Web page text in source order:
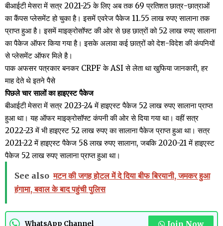
बीआईटी मेसरा में सत्र 2021-25 के लिए अब तक 69 प्रतिशत छात्र-छात्राओं
का कैंपस प्लेसमेंट हो चुका है। इसमें एवरेज पैकेज 11.55 लाख रुपए सालाना तक
प्राप्त हुआ है। इसमें माइक्रोसॉफ्ट की ओर से छह छात्रों को 52 लाख रुपए सालाना
का पैकेज ऑफर किया गया है। इसके अलावा कई छात्रों को देश-विदेश की कंपनियों
से प्लेसमेंट ऑफर मिले है।
पाक अफसर पत्रकार बनकर CRPF के ASI से लेता था खुफिया जानकारी, हर
माह देते थे इतने पैसे
पिछले चार सालों का हाइएस्ट पैकेज
बीआईटी मेसरा में सत्र 2023-24 में हाइएस्ट पैकेज 52 लाख रुपए सालाना प्राप्त
हुआ था। यह ऑफर माइक्रोसॉफ्ट कंपनी की ओर से दिया गया था। वहीं सत्र
2022-23 में भी हाइएस्ट 52 लाख रुपए का सालाना पैकेज प्राप्त हुआ था। सत्र
2021-22 में हाइएस्ट पैकेज 58 लाख रुपए सालाना, जबकि 2020-21 में हाइएस्ट
पैकेज 52 लाख रुपए सालाना प्राप्त हुआ था।
See also मटन की जगह होटल में दे दिया बीफ बिरयानी, जमकर हुआ
हंगामा, बवाल के बाद पहुंची पुलिस
WhatsApp Channel